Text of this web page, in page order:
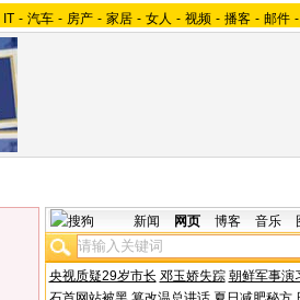
IT - 汽车 - 房产 - 家居 - 女人 - 视频 - 播客 - 邮件 -
新闻 网页 博客 音乐
央视质疑29岁市长 邓玉娇失踪 朝鲜军事演